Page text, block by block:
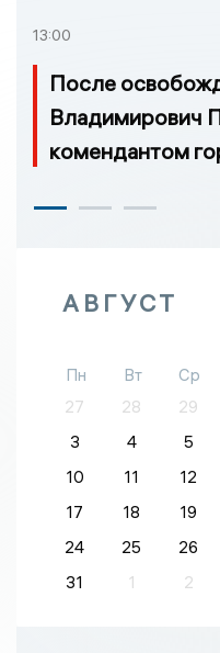
13:00
После
Владимирович
комендантом
АВГУСТ
Пн Вт Ср
27
28 29
3
4 5
10
11 12
17
18 19
24
25 26
31
1 2